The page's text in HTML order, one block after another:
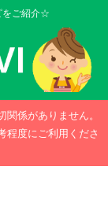
をご紹介☆
係がありません。
程度にご利用くださ